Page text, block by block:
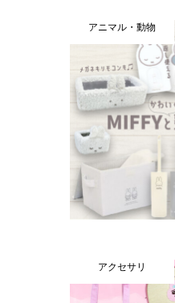
アニマル・動物
アクセサリ